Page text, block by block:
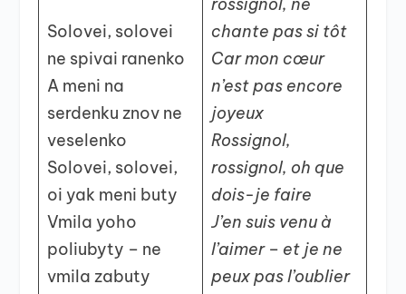
Solovei, solovei
ne spivai ranenko
A meni na
serdenku znov ne
veselenko
Solovei, solovei,
oi yak meni buty
Vmila yoho
poliubyty – ne
vmila zabuty
chante pas si tôt
Car mon cœur
n’est pas encore
joyeux
Rossignol,
rossignol, oh que
dois-je faire
J’en suis venu à
l’aimer – et je ne
peux pas l’oublier